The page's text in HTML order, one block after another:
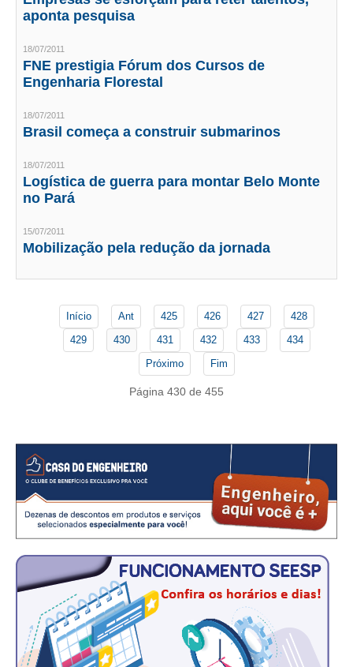
COMUNICAÇÃO
NOTÍCIAS
CONTEÚDO ESPECIAL
JORNAL DO ENGENHEIRO
AGENDA
SEESP NOTÍCIAS
PUBLICAÇÕES
RELEASES
CONTATO
CADASTRO
ATUALIZAÇÃO CADASTRAL
NÚCLEO JOVEM
aponta pesquisa
18/07/2011
FNE prestigia Fórum dos Cursos de
Engenharia Florestal
18/07/2011
Brasil começa a construir submarinos
18/07/2011
Logística de guerra para montar Belo Monte
no Pará
15/07/2011
Mobilização pela redução da jornada
Início Ant 425 426 427
428
429
430 431 432 433
434
Próximo
Fim
Página 430 de 455